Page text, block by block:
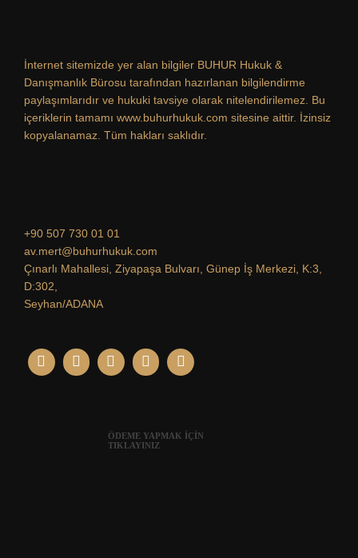
İnternet sitemizde yer alan bilgiler BUHUR Hukuk &
Danışmanlık Bürosu tarafından hazırlanan bilgilendirme
paylaşımlarıdır ve hukuki tavsiye olarak nitelendirilemez. Bu
içeriklerin tamamı www.buhurhukuk.com sitesine aittir. İzinsiz
kopyalanamaz. Tüm hakları saklıdır.
+90 507 730 01 01
av.mert@buhurhukuk.com
Çınarlı Mahallesi, Ziyapaşa Bulvarı, Günep İş Merkezi, K:3,
D:302,
Seyhan/ADANA
ÖDEME YAPMAK İÇİN
TIKLAYINIZ